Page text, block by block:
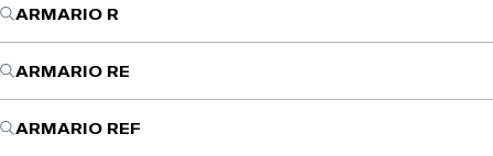
ARMARIO R
ARMARIO RE
ARMARIO REF